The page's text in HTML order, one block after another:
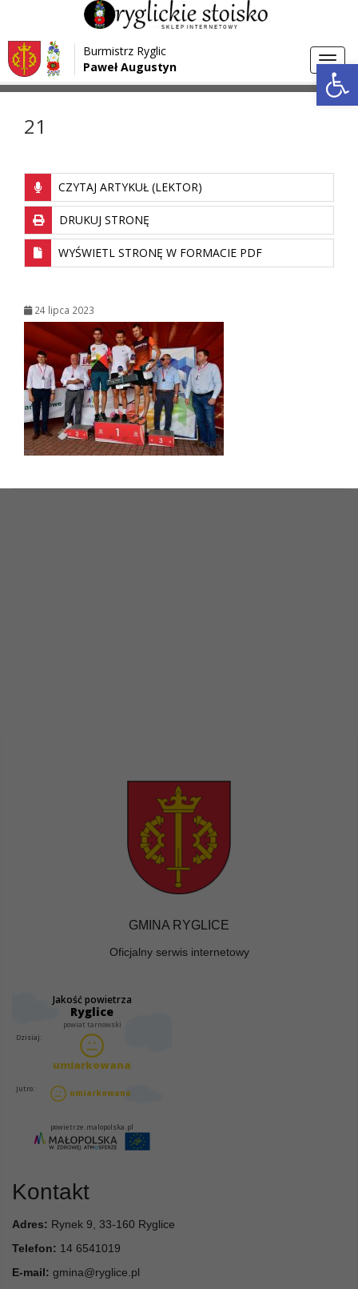
Przejdź do menu
Przejdź do głównej treści strony
Przejdź do stopki strony
Burmistrz Ryglic
Paweł Augustyn
Strona główna > Media >
21
CZYTAJ ARTYKUŁ (LEKTOR)
DRUKUJ STRONĘ
WYŚWIETL STRONĘ W FORMACIE PDF
24 lipca 2023
GMINA RYGLICE
Oficjalny serwis internetowy
Kontakt
Adres: Rynek 9, 33-160 Ryglice
Telefon: 14 6541019
E-mail: gmina@ryglice.pl